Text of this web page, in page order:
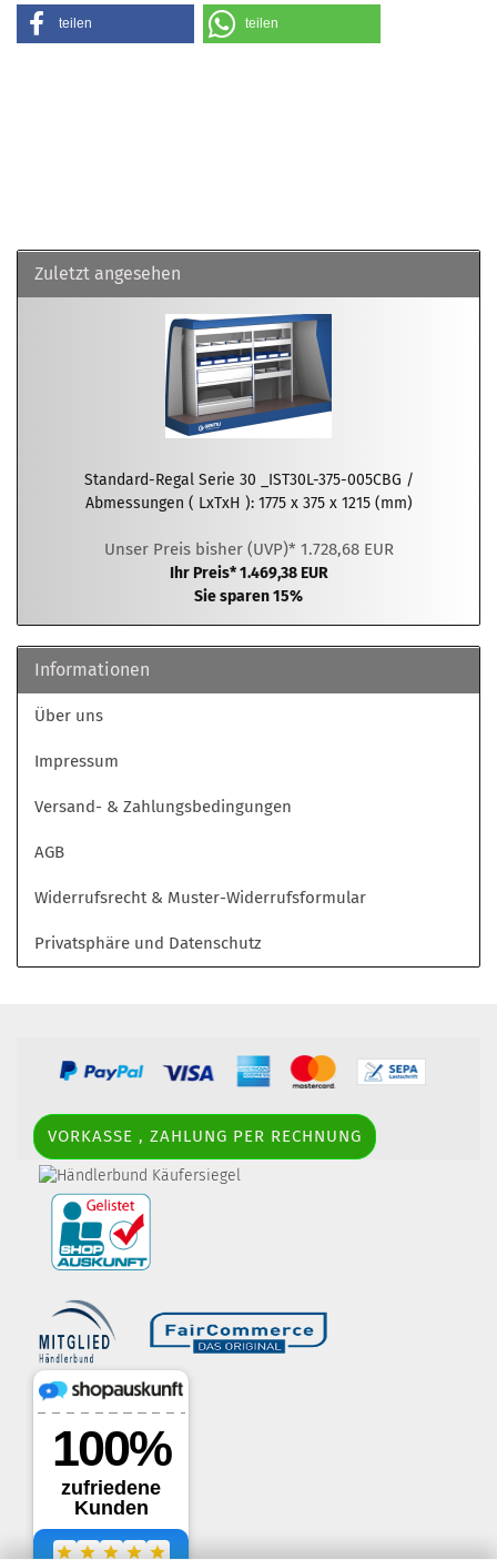
teilen teilen
Zuletzt angesehen
Standard-Regal Serie 30 _IST30L-375-005CBG /
Abmessungen ( LxTxH ): 1775 x 375 x 1215 (mm)
Unser Preis bisher (UVP)* 1.728,68 EUR
Ihr Preis* 1.469,38 EUR
Sie sparen 15%
Informationen
Über uns
Impressum
Versand- & Zahlungsbedingungen
AGB
Widerrufsrecht & Muster-Widerrufsformular
Privatsphäre und Datenschutz
VORKASSE , ZAHLUNG PER RECHNUNG